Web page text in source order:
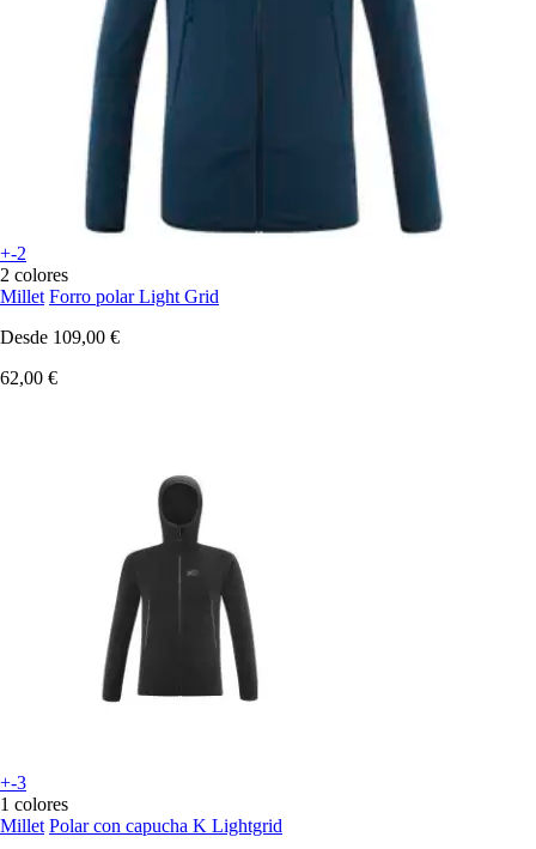
+-2
2 colores
Millet Forro polar Light Grid
Desde 109,00 €
62,00 €
+-3
1 colores
Millet Polar con capucha K Lightgrid